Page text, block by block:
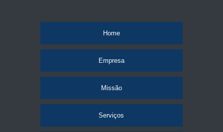
Home
Empresa
Missão
Serviços